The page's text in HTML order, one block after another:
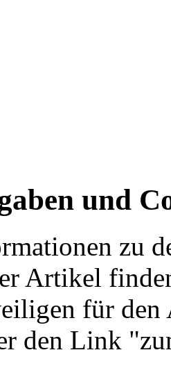
und
zu
Artikel
für
den Link